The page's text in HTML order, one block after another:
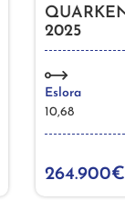
2025
Eslora
10,68
264.900€